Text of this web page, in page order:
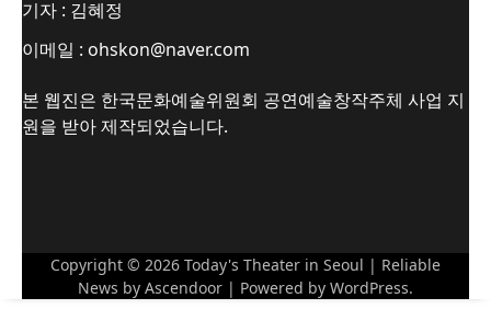
기자 : 김혜정
이메일 : ohskon@naver.com
본 웹진은 한국문화예술위원회 공연예술창작주체 사업 지
원을 받아 제작되었습니다.
Copyright © 2026 Today's Theater in Seoul | Reliable
News by Ascendoor | Powered by WordPress.